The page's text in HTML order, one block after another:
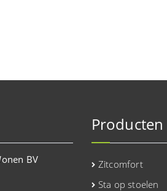
BV
Producten
Zitcomfort
Sta op stoelen